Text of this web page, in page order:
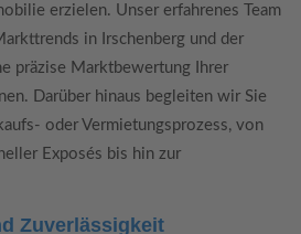
erzielen. Unser erfahrenes Team
in Irschenberg und der
präzise Marktbewertung Ihrer
Darüber hinaus begleiten wir Sie
oder Vermietungsprozess, von
Exposés bis hin zur
Zuverlässigkeit